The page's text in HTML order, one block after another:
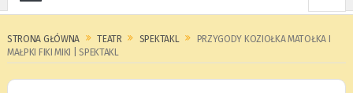
STRONA GŁÓWNA TEATR SPEKTAKL
PRZYGODY KOZIOŁKA MATOŁKA I
MAŁPKI FIKI MIKI | SPEKTAKL